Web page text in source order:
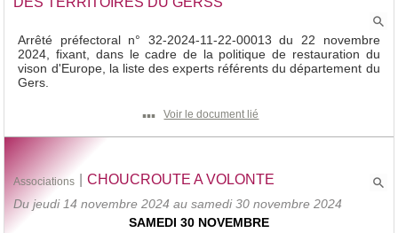
Arrêté préfectoral n° 32-2024-11-22-00013 du 22 novembre
2024, fixant, dans le cadre de la politique de restauration du
vison d'Europe, la liste des experts référents du département du
Gers.
▪▪▪ Voir le document lié
Associations CHOUCROUTE A VOLONTE
Du jeudi 14 novembre 2024 au samedi 30 novembre 2024
SAMEDI 30 NOVEMBRE